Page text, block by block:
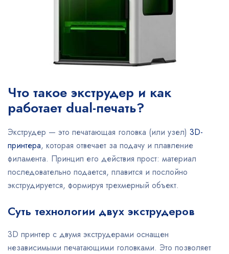
Что такое экструдер и как
работает dual-печать?
Экструдер — это печатающая головка (или узел) 3D-
принтера, которая отвечает за подачу и плавление
филамента. Принцип его действия прост: материал
последовательно подается, плавится и послойно
экструдируется, формируя трехмерный объект.
Суть технологии двух экструдеров
3D принтер с двумя экструдерами оснащен
независимыми печатающими головками. Это позволяет